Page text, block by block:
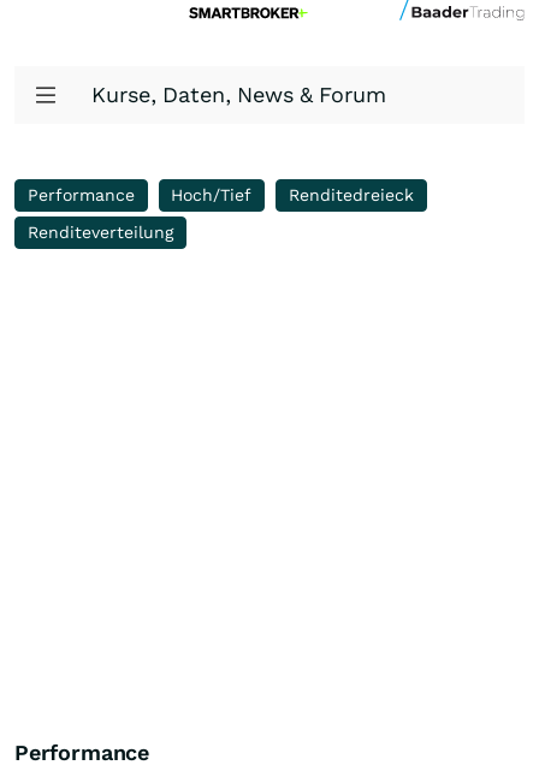
Kurse, Daten, News & Forum
Performance Hoch/Tief
Renditedreieck
Renditeverteilung
Performance